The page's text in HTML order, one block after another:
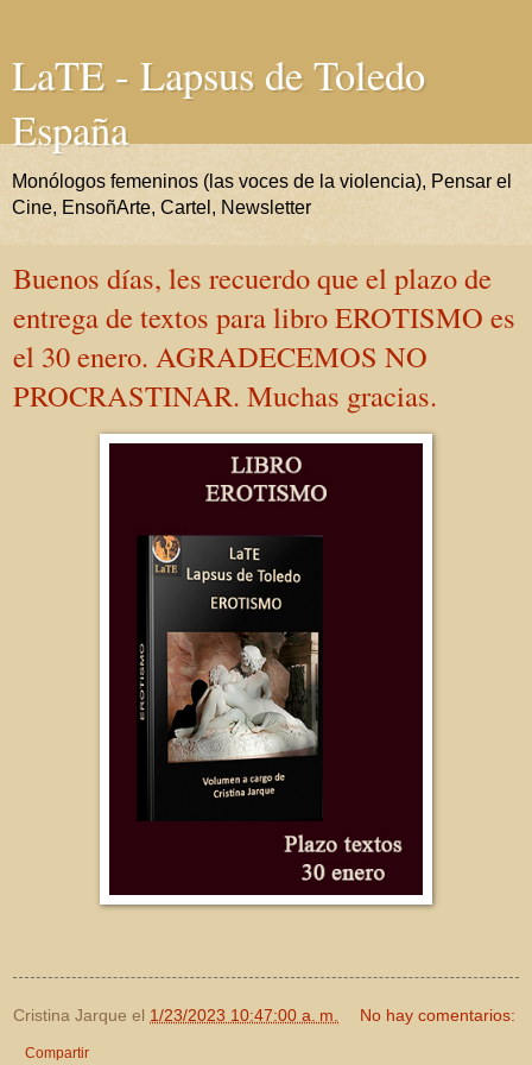
LaTE - Lapsus de Toledo
España
Monólogos femeninos (las voces de la violencia), Pensar el
Cine, EnsoñArte, Cartel, Newsletter
Buenos días, les recuerdo que el plazo de
entrega de textos para libro EROTISMO es
el 30 enero. AGRADECEMOS NO
PROCRASTINAR. Muchas gracias.
Cristina Jarque el 1/23/2023 10:47:00 a. m. No hay comentarios:
Compartir